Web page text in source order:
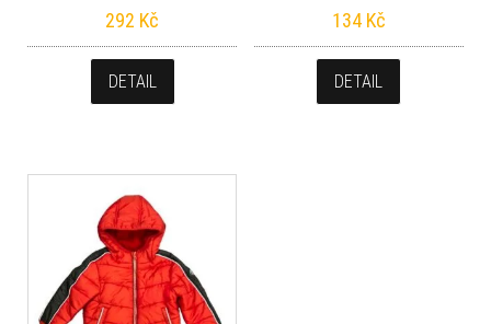
292 Kč
DETAIL
134 Kč
DETAIL